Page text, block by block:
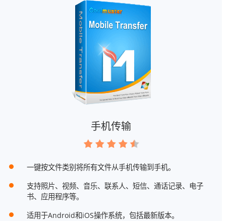
手机传输
一键按文件类别将所有文件从手机传输到手机。
支持照片、视频、音乐、联系人、短信、通话记录、电子
书、应用程序等。
适用于Android和iOS操作系统，包括最新版本。